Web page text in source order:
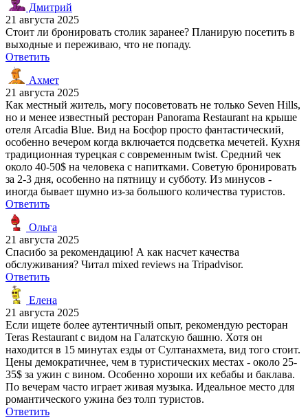
Дмитрий
21 августа 2025
Стоит ли бронировать столик заранее? Планирую посетить в
выходные и переживаю, что не попаду.
Ответить
Ахмет
21 августа 2025
Как местный житель, могу посоветовать не только Seven Hills,
но и менее известный ресторан Panorama Restaurant на крыше
отеля Arcadia Blue. Вид на Босфор просто фантастический,
особенно вечером когда включается подсветка мечетей. Кухня
традиционная турецкая с современным twist. Средний чек
около 40-50$ на человека с напитками. Советую бронировать
за 2-3 дня, особенно на пятницу и субботу. Из минусов -
иногда бывает шумно из-за большого количества туристов.
Ответить
Ольга
21 августа 2025
Спасибо за рекомендацию! А как насчет качества
обслуживания? Читал mixed reviews на Tripadvisor.
Ответить
Елена
21 августа 2025
Если ищете более аутентичный опыт, рекомендую ресторан
Teras Restaurant с видом на Галатскую башню. Хотя он
находится в 15 минутах езды от Султанахмета, вид того стоит.
Цены демократичнее, чем в туристических местах - около 25-
35$ за ужин с вином. Особенно хороши их кебабы и баклава.
По вечерам часто играет живая музыка. Идеальное место для
романтического ужина без толп туристов.
Ответить